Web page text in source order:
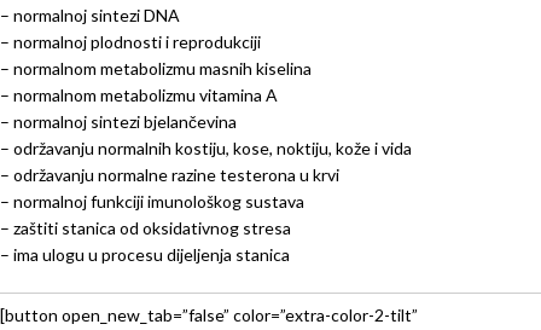
– normalnoj sintezi DNA
– normalnoj plodnosti i reprodukciji
– normalnom metabolizmu masnih kiselina
– normalnom metabolizmu vitamina A
– normalnoj sintezi bjelančevina
– održavanju normalnih kostiju, kose, noktiju, kože i vida
– održavanju normalne razine testerona u krvi
– normalnoj funkciji imunološkog sustava
– zaštiti stanica od oksidativnog stresa
– ima ulogu u procesu dijeljenja stanica
[button open_new_tab=”false” color=”extra-color-2-tilt”